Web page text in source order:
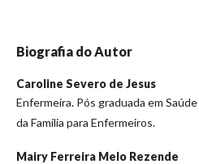
Biografia do Autor
Caroline Severo de Jesus
Enfermeira. Pós graduada em
da Família para Enfermeiros.
Mairy Ferreira Melo Rezende